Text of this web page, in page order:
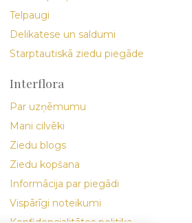
Telpaugi
Delikatese un saldumi
Starptautiskā ziedu piegāde
Interflora
Par uzņēmumu
Mani cilvēki
Ziedu blogs
Ziedu kopšana
Informācija par piegādi
Vispārīgi noteikumi